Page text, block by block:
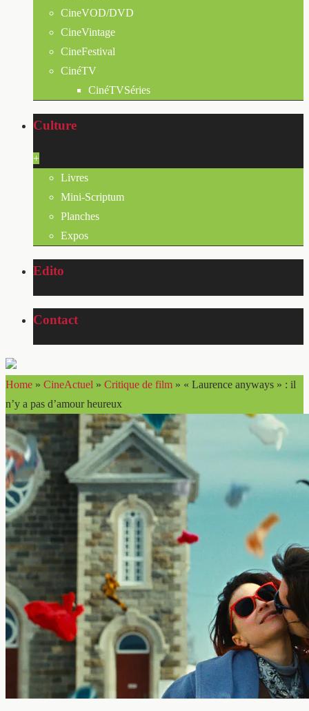
CineVOD/DVD
CineVintage
CineFestival
CinéTV
CinéTVSéries
Culture
+
Livres
Mini-Scriptum
Planches
Expos
Edito
Contact
Home » CineActuel » Critique de film » « Laurence anyways » : il
n’y a pas d’amour heureux